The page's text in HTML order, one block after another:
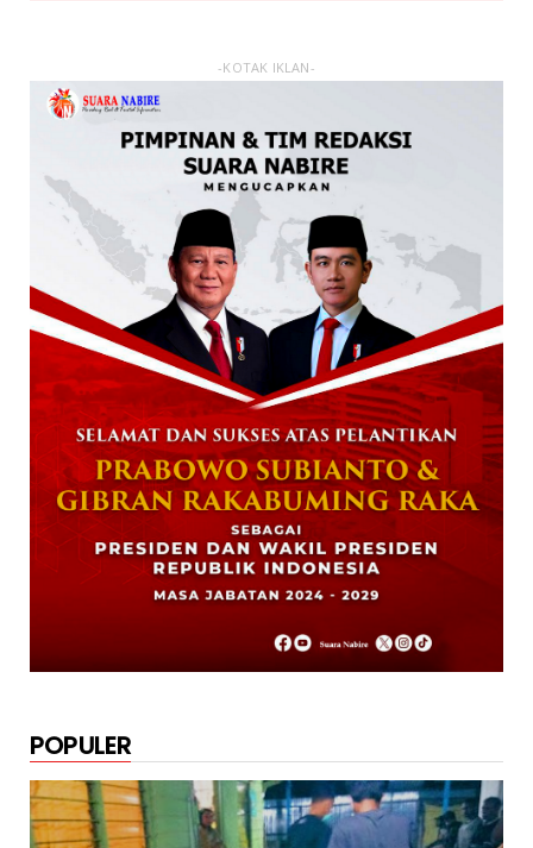
January 27, 2026
Data Masuk 44,16 Persen, Paslon Mesrha
Masih Unggul 63,32 Pe...
December 02, 2024
DAERAH
Paslon Wagi Unggul Sementara di Pilgub
Papua Tengah, Versi J...
December 02, 2024
NABIRE
Rayakan HUT TNI ke-79. Dandim 1705
Nabire Gandeng Pelaku UMK...
October 23, 2024
KRIMINAL
Polsek Uwapa Nabire Amankan Sepuluh
Karton Minuman Beralkoho...
October 20, 2024
-KOTAK IKLAN-
POPULER